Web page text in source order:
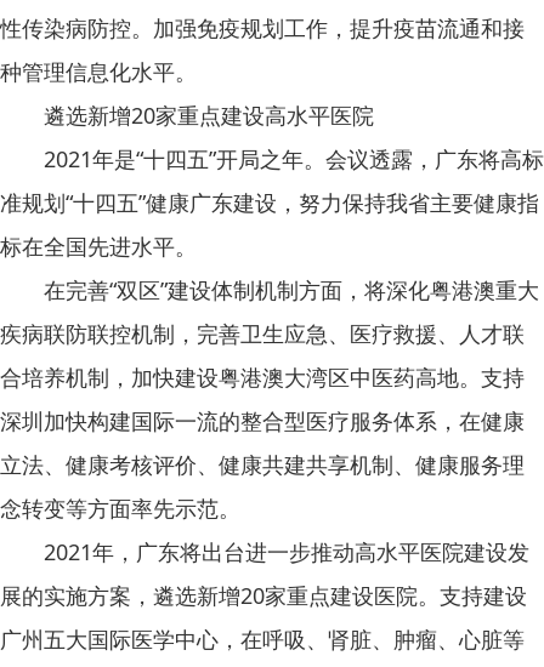
性传染病防控。加强免疫规划工作，提升疫苗流通和接
种管理信息化水平。
遴选新增20家重点建设高水平医院
2021年是“十四五”开局之年。会议透露，广东将高标
准规划“十四五”健康广东建设，努力保持我省主要健康指
标在全国先进水平。
在完善“双区”建设体制机制方面，将深化粤港澳重大
疾病联防联控机制，完善卫生应急、医疗救援、人才联
合培养机制，加快建设粤港澳大湾区中医药高地。支持
深圳加快构建国际一流的整合型医疗服务体系，在健康
立法、健康考核评价、健康共建共享机制、健康服务理
念转变等方面率先示范。
2021年，广东将出台进一步推动高水平医院建设发
展的实施方案，遴选新增20家重点建设医院。支持建设
广州五大国际医学中心，在呼吸、肾脏、肿瘤、心脏等